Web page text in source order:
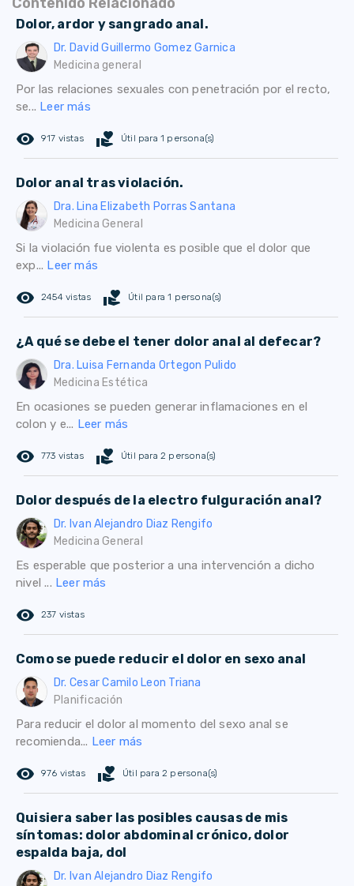
Contenido Relacionado
Dolor, ardor y sangrado anal.
Dr. David Guillermo Gomez Garnica
Medicina general
Por las relaciones sexuales con penetración por el recto,
se... Leer más
remove_red_eye 917 vistas volunteer_activism Útil para 1 persona(s)
Dolor anal tras violación.
Dra. Lina Elizabeth Porras Santana
Medicina General
Si la violación fue violenta es posible que el dolor que
exp... Leer más
remove_red_eye 2454 vistas volunteer_activism Útil para 1 persona(s)
¿A qué se debe el tener dolor anal al defecar?
Dra. Luisa Fernanda Ortegon Pulido
Medicina Estética
En ocasiones se pueden generar inflamaciones en el
colon y e... Leer más
remove_red_eye 773 vistas volunteer_activism Útil para 2 persona(s)
Dolor después de la electro fulguración anal?
Dr. Ivan Alejandro Diaz Rengifo
Medicina General
Es esperable que posterior a una intervención a dicho
nivel ... Leer más
remove_red_eye 237 vistas
Como se puede reducir el dolor en sexo anal
Dr. Cesar Camilo Leon Triana
Planificación
Para reducir el dolor al momento del sexo anal se
recomienda... Leer más
remove_red_eye 976 vistas volunteer_activism Útil para 2 persona(s)
Quisiera saber las posibles causas de mis
síntomas: dolor abdominal crónico, dolor
espalda baja, dol
Dr. Ivan Alejandro Diaz Rengifo